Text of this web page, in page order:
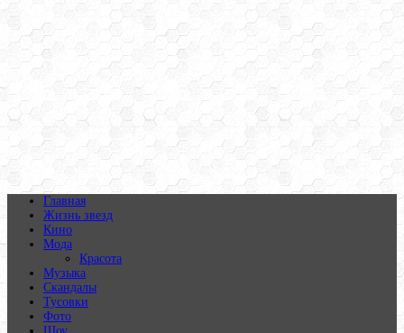
Главная
Жизнь звезд
Кино
Мода
Красота
Музыка
Скандалы
Тусовки
Фото
Шоу